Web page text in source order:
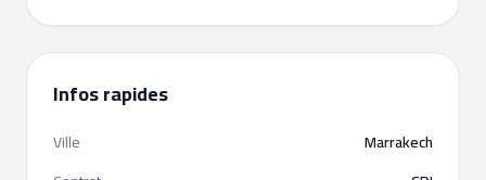
Infos rapides
Ville
Marrakech